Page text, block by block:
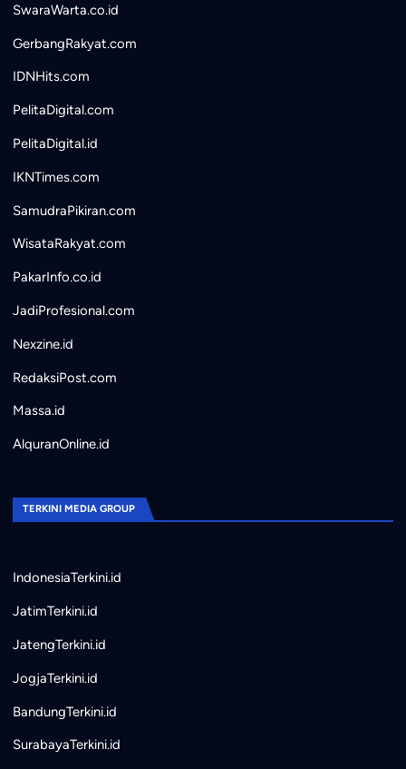
SwaraWarta.co.id
GerbangRakyat.com
IDNHits.com
PelitaDigital.com
PelitaDigital.id
IKNTimes.com
SamudraPikiran.com
WisataRakyat.com
PakarInfo.co.id
JadiProfesional.com
Nexzine.id
RedaksiPost.com
Massa.id
AlquranOnline.id
TERKINI MEDIA GROUP
IndonesiaTerkini.id
JatimTerkini.id
JatengTerkini.id
JogjaTerkini.id
BandungTerkini.id
SurabayaTerkini.id